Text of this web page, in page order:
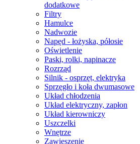
dodatkowe
Filtry
Hamulce
Nadwozie
Napęd - łożyska, półosie
Oświetlenie
Paski, rolki, napinacze
Rozrząd
Silnik - osprzęt, elektryka
Sprzęgło i koła dwumasowe
Układ chłodzenia
Układ elektryczny, zapłon
Układ kierowniczy
Uszczelki
Wnętrze
Zawieszenie